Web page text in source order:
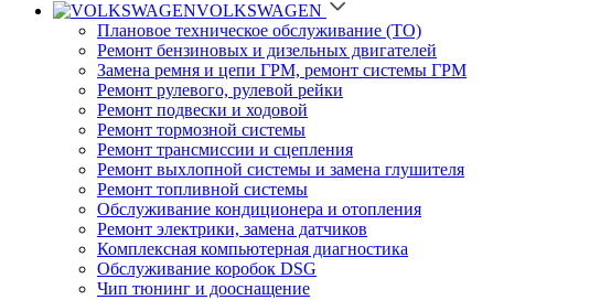
VOLKSWAGEN
Плановое техническое обслуживание (ТО)
Ремонт бензиновых и дизельных двигателей
Замена ремня и цепи ГРМ, ремонт системы ГРМ
Ремонт рулевого, рулевой рейки
Ремонт подвески и ходовой
Ремонт тормозной системы
Ремонт трансмиссии и сцепления
Ремонт выхлопной системы и замена глушителя
Ремонт топливной системы
Обслуживание кондиционера и отопления
Ремонт электрики, замена датчиков
Комплексная компьютерная диагностика
Обслуживание коробок DSG
Чип тюнинг и дооснащение